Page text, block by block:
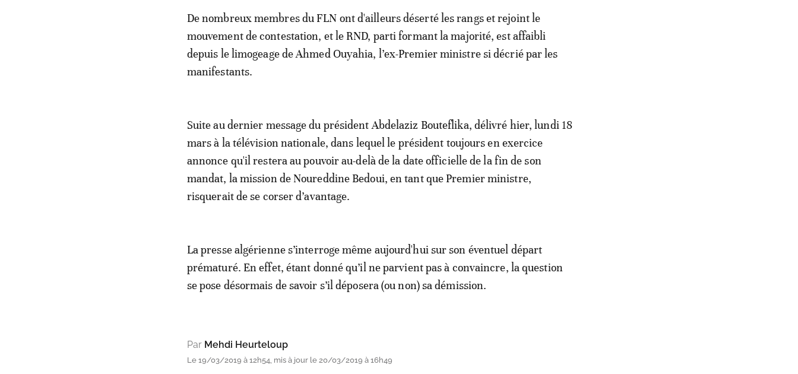
De nombreux membres du FLN ont d'ailleurs déserté les rangs et rejoint le
mouvement de contestation, et le RND, parti formant la majorité, est affaibli
depuis le limogeage de Ahmed Ouyahia, l’ex-Premier ministre si décrié par les
manifestants.
Suite au dernier message du président Abdelaziz Bouteflika, délivré hier, lundi 18
mars à la télévision nationale, dans lequel le président toujours en exercice
annonce qu'il restera au pouvoir au-delà de la date officielle de la fin de son
mandat, la mission de Noureddine Bedoui, en tant que Premier ministre,
risquerait de se corser d’avantage.
La presse algérienne s’interroge même aujourd'hui sur son éventuel départ
prématuré. En effet, étant donné qu’il ne parvient pas à convaincre, la question
se pose désormais de savoir s’il déposera (ou non) sa démission.
Par Mehdi Heurteloup
Le 19/03/2019 à 12h54, mis à jour le 20/03/2019 à 16h49